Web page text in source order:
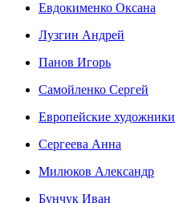
Евдокименко Оксана
Лузгин Андрей
Панов Игорь
Сaмoйленко Сергей
Европейские художники
Сергеева Анна
Милюков Александр
Бунчук Иван